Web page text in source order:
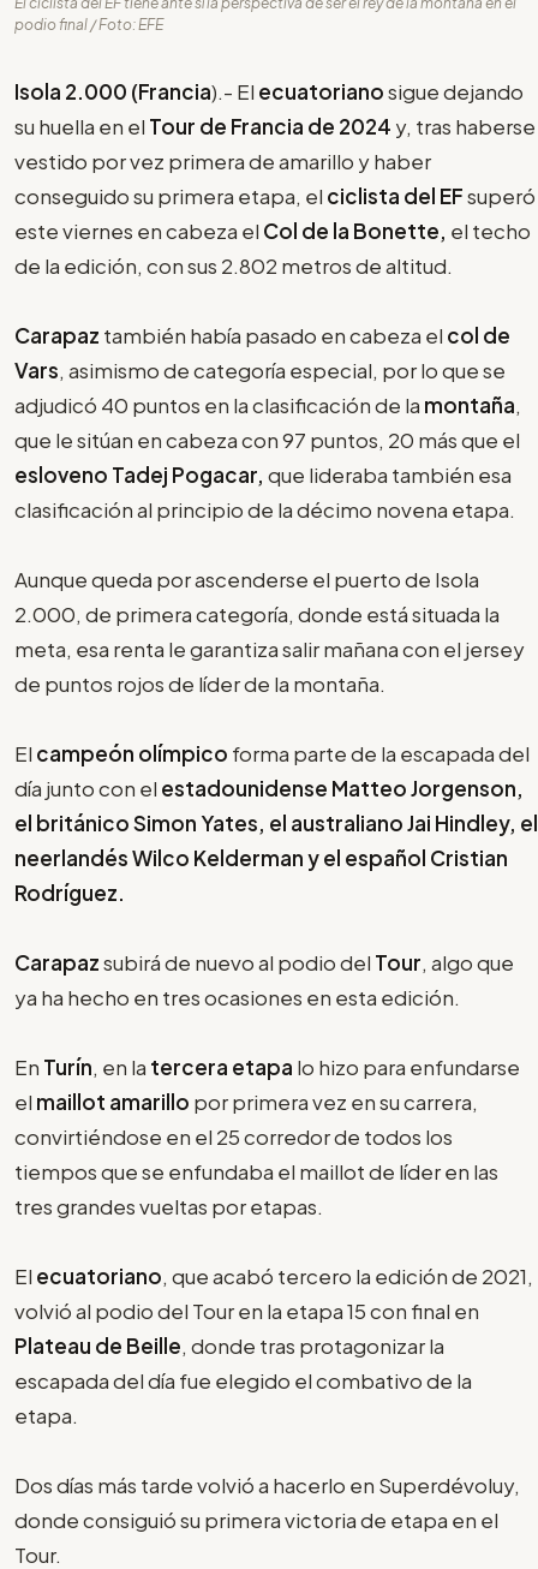
podio final / Foto: EFE
Isola 2.000 (Francia).- El ecuatorianosigue dejando
su huella en el Tour de Francia de 2024 y, tras haberse
vestido por vez primera de amarillo y haber
conseguido su primera etapa, el ciclista del EFsuperó
este viernes en cabeza el Col de la Bonette, el techo
de la edición, con sus 2.802 metros de altitud.
Carapaz también había pasado en cabeza el col de
Vars, asimismo de categoría especial, por lo que se
adjudicó 40 puntos en la clasificación de la montaña,
que le sitúan en cabeza con 97 puntos, 20 más que el
esloveno Tadej Pogacar, que lideraba también esa
clasificación al principio de la décimo novena etapa.
Aunque queda por ascenderse el puerto de Isola
2.000, de primera categoría, donde está situada la
meta, esa renta le garantiza salir mañana con el jersey
de puntos rojos de líder de la montaña.
El campeón olímpico forma parte de la escapada del
día junto con el estadounidense Matteo Jorgenson,
el británico Simon Yates, el australiano Jai Hindley, el
neerlandés Wilco Kelderman y el español Cristian
Rodríguez.
Carapazsubirá de nuevo al podio del Tour, algo que
ya ha hecho en tres ocasiones en esta edición.
En Turín, en la tercera etapa lo hizo para enfundarse
el maillot amarillo por primera vez en su carrera,
convirtiéndose en el 25 corredor de todos los
tiempos que se enfundaba el maillot de líder en las
tres grandes vueltas por etapas.
El ecuatoriano, que acabó tercero la edición de 2021,
volvió al podio del Tour en la etapa 15 con final en
Plateau de Beille, donde tras protagonizar la
escapada del día fue elegido el combativo de la
etapa.
Dos días más tarde volvió a hacerlo en Superdévoluy,
donde consiguió su primera victoria de etapa en el
Tour.